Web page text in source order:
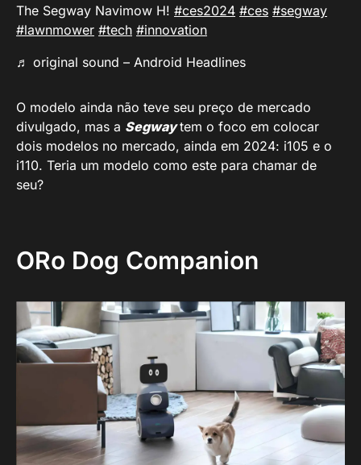
The Segway Navimow H! #ces2024 #ces #segway
#lawnmower #tech #innovation
♬ original sound – Android Headlines
O modelo ainda não teve seu preço de mercado
divulgado, mas a Segwaytem o foco em colocar
dois modelos no mercado, ainda em 2024: i105 e o
i110. Teria um modelo como este para chamar de
seu?
ORo Dog Companion